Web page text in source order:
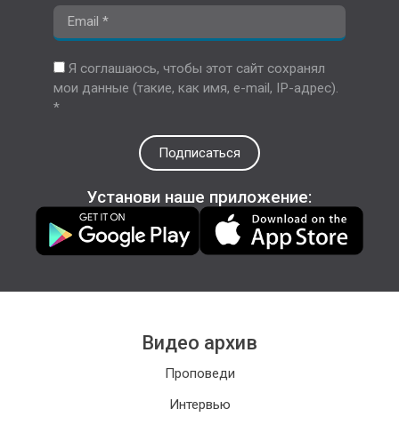
Я соглашаюсь, чтобы этот сайт сохранял
мои данные (такие, как имя, e-mail, IP-адрес).
*
Подписаться
Установи наше приложение:
Видео архив
Проповеди
Интервью